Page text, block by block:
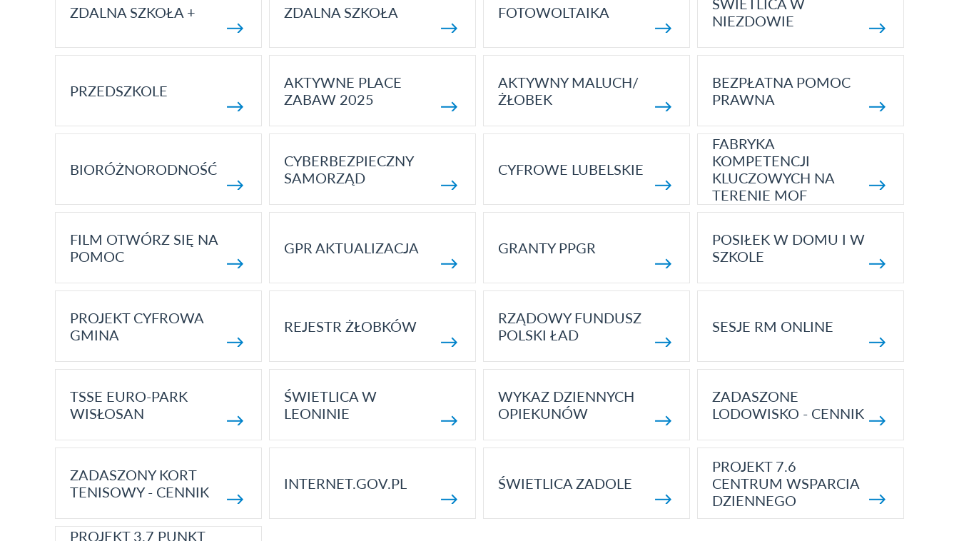
ZDALNA SZKOŁA + ZDALNA SZKOŁA FOTOWOLTAIKA
ŚWIETLICA W
NIEZDOWIE
PRZEDSZKOLE
AKTYWNE PLACE
ZABAW 2025
AKTYWNY MALUCH/
ŻŁOBEK
BEZPŁATNA POMOC
PRAWNA
BIORÓŻNORODNOŚĆ
CYBERBEZPIECZNY
SAMORZĄD
CYFROWE LUBELSKIE
FABRYKA
KOMPETENCJI
KLUCZOWYCH NA
TERENIE MOF
FILM OTWÓRZ SIĘ NA
POMOC
GPR AKTUALIZACJA GRANTY PPGR
POSIŁEK W DOMU I W
SZKOLE
PROJEKT CYFROWA
GMINA
REJESTR ŻŁOBKÓW
RZĄDOWY FUNDUSZ
POLSKI ŁAD
SESJE RM ONLINE
TSSE EURO-PARK
WISŁOSAN
ŚWIETLICA W
LEONINIE
WYKAZ DZIENNYCH
OPIEKUNÓW
ZADASZONE
LODOWISKO - CENNIK
ZADASZONY KORT
TENISOWY - CENNIK
INTERNET.GOV.PL ŚWIETLICA ZADOLE
PROJEKT 7.6
CENTRUM WSPARCIA
DZIENNEGO
PROJEKT 3.7 PUNKT